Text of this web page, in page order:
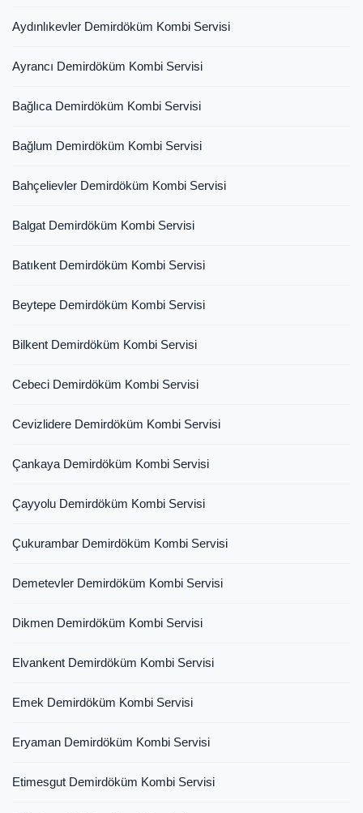
Aydınlıkevler Demirdöküm Kombi Servisi
Ayrancı Demirdöküm Kombi Servisi
Bağlıca Demirdöküm Kombi Servisi
Bağlum Demirdöküm Kombi Servisi
Bahçelievler Demirdöküm Kombi Servisi
Balgat Demirdöküm Kombi Servisi
Batıkent Demirdöküm Kombi Servisi
Beytepe Demirdöküm Kombi Servisi
Bilkent Demirdöküm Kombi Servisi
Cebeci Demirdöküm Kombi Servisi
Cevizlidere Demirdöküm Kombi Servisi
Çankaya Demirdöküm Kombi Servisi
Çayyolu Demirdöküm Kombi Servisi
Çukurambar Demirdöküm Kombi Servisi
Demetevler Demirdöküm Kombi Servisi
Dikmen Demirdöküm Kombi Servisi
Elvankent Demirdöküm Kombi Servisi
Emek Demirdöküm Kombi Servisi
Eryaman Demirdöküm Kombi Servisi
Etimesgut Demirdöküm Kombi Servisi